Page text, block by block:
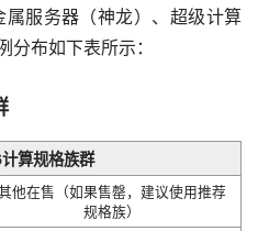
服务器（神龙）、超级计算
布如下表所示：
算规格族群
他在售（如果售罄，建议使用推荐
规格族）